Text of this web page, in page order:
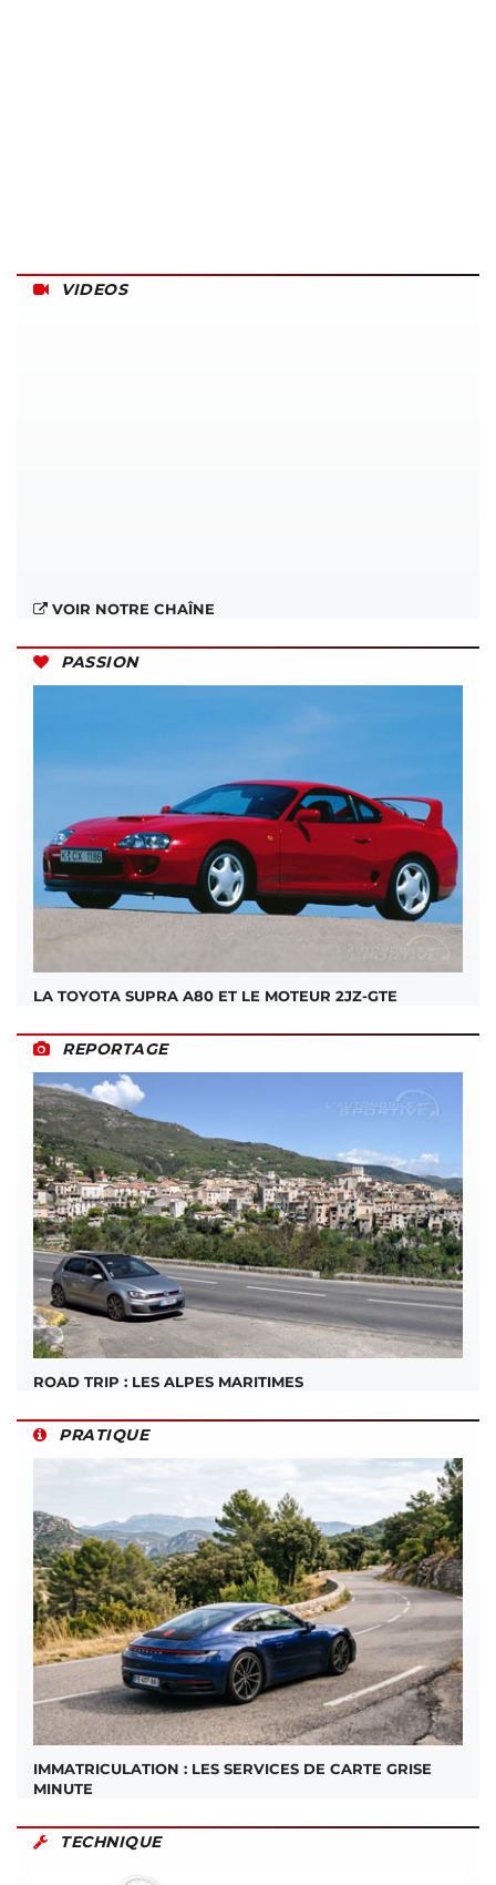
VIDEOS
VOIR NOTRE CHAÎNE
PASSION
LA TOYOTA SUPRA A80 ET LE MOTEUR 2JZ-GTE
REPORTAGE
ROAD TRIP : LES ALPES MARITIMES
PRATIQUE
IMMATRICULATION : LES SERVICES DE CARTE GRISE
MINUTE
TECHNIQUE